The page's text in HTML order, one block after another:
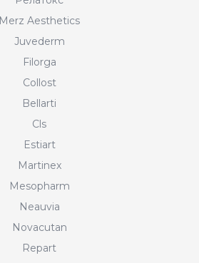
Merz Aesthetics
Juvederm
Filorga
Collost
Bellarti
Cls
Estiart
Martinex
Mesopharm
Neauvia
Novacutan
Repart